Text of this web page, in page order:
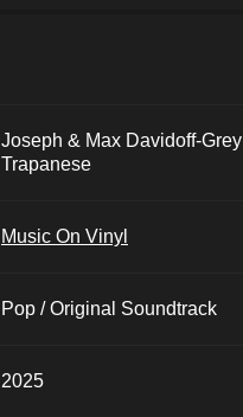
Joseph & Max Davidoff-Grey
Trapanese
Music On Vinyl
Pop / Original Soundtrack
2025